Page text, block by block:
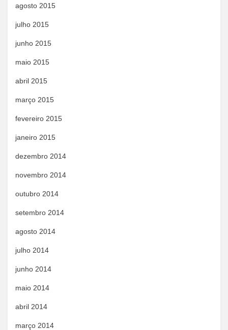
agosto 2015
julho 2015
junho 2015
maio 2015
abril 2015
março 2015
fevereiro 2015
janeiro 2015
dezembro 2014
novembro 2014
outubro 2014
setembro 2014
agosto 2014
julho 2014
junho 2014
maio 2014
abril 2014
março 2014